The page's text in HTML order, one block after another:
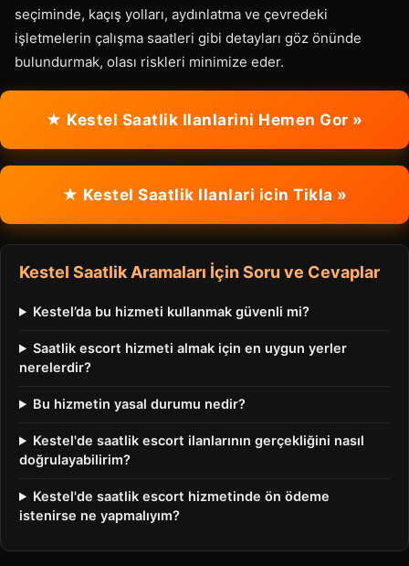
seçiminde, kaçış yolları, aydınlatma ve çevredeki
işletmelerin çalışma saatleri gibi detayları göz önünde
bulundurmak, olası riskleri minimize eder.
★ Kestel Saatlik Ilanlarini Hemen Gor »
★ Kestel Saatlik Ilanlari icin Tikla »
Kestel Saatlik Aramaları İçin Soru ve Cevaplar
Kestel’da bu hizmeti kullanmak güvenli mi?
Saatlik escort hizmeti almak için en uygun yerler
nerelerdir?
Bu hizmetin yasal durumu nedir?
Kestel'de saatlik escort ilanlarının gerçekliğini nasıl
doğrulayabilirim?
Kestel'de saatlik escort hizmetinde ön ödeme
istenirse ne yapmalıyım?